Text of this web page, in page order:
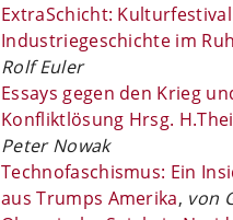
ExtraSchicht:
Industriegeschichte im
Rolf Euler
Essays gegen den Krieg
Konfliktlösung Hrsg.
Peter Nowak
Technofaschismus: Ein
aus Trumps Amerika, von